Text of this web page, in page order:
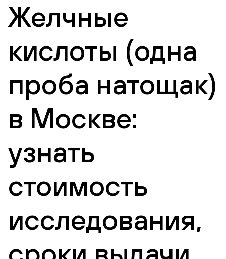
Желчные
кислоты (одна
проба натощак)
в Москве:
узнать
стоимость
исследования,